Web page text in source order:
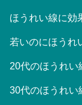
ほうれい線に効
若いのにほうれ
20代のほうれい
30代のほうれい